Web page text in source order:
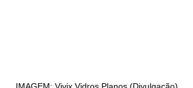
IMAGEM: Vivix Vidros Planos (Divulgação)